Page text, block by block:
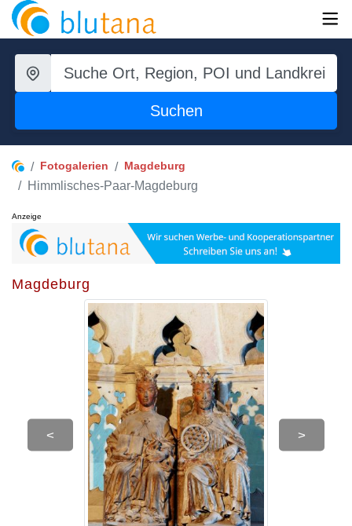
Suchen
Fotogalerien Magdeburg
Himmlisches-Paar-Magdeburg
Anzeige
Magdeburg
< >